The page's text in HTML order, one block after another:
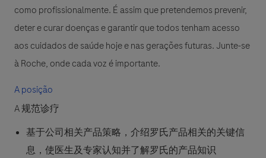
como profissionalmente. É assim que pretendemos prevenir,
deter e curar doenças e garantir que todos tenham acesso
aos cuidados de saúde hoje e nas gerações futuras. Junte-se
à Roche, onde cada voz é importante.
A posição
A 规范诊疗
基于公司相关产品策略，介绍罗氏产品相关的关键信
息，使医生及专家认知并了解罗氏的产品知识